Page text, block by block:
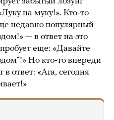
на муку!». Кто-то
недавно популярный
— в ответ на это
еще: «Давайте
Но кто-то впереди
ответ: «Ага, сегодня